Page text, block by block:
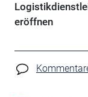
eröffnen